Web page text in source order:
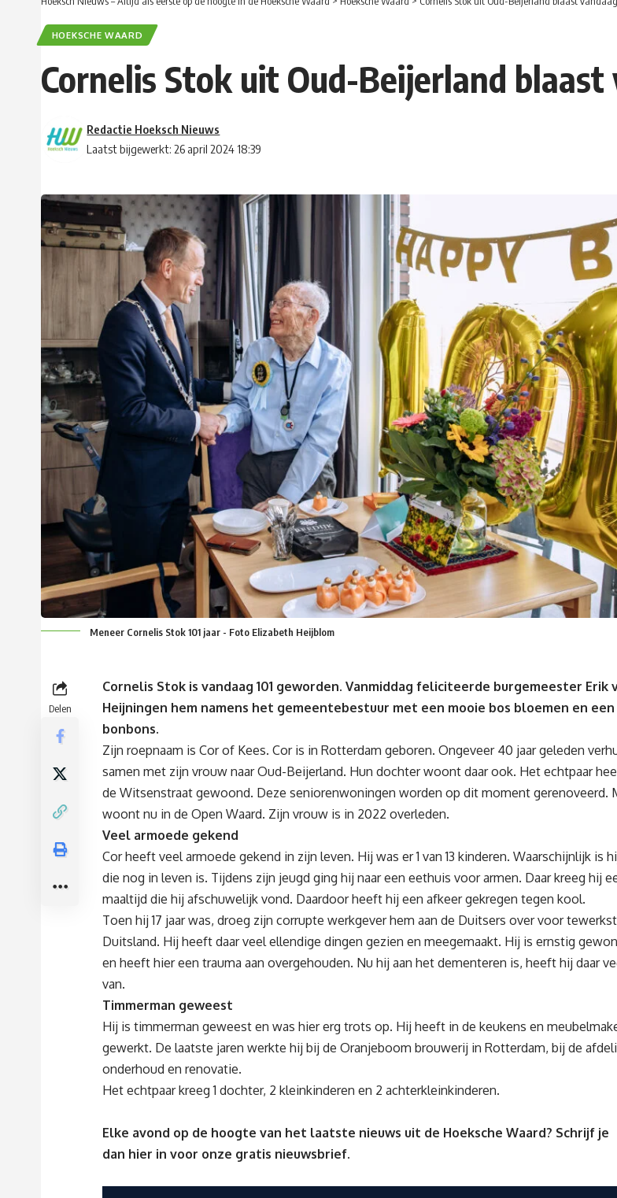
HOEKSCHE WAARD
Cornelis Stok uit Oud-Beijerland blaast
Laatst bijgewerkt: 26 april 2024 18:39
Redactie Hoeksch Nieuws
Meneer Cornelis Stok 101 jaar - Foto Elizabeth Heijblom
Delen
Cornelis Stok is vandaag 101 geworden. Vanmiddag feliciteerde burgemeester Erik
Heijningen hem namens het gemeentebestuur met een mooie bos bloemen en een
bonbons.
Zijn roepnaam is Cor of Kees. Cor is in Rotterdam geboren. Ongeveer 40 jaar geleden
samen met zijn vrouw naar Oud-Beijerland. Hun dochter woont daar ook. Het echtpaar
de Witsenstraat gewoond. Deze seniorenwoningen worden op dit moment gerenoveerd.
woont nu in de Open Waard. Zijn vrouw is in 2022 overleden.
Veel armoede gekend
Cor heeft veel armoede gekend in zijn leven. Hij was er 1 van 13 kinderen. Waarschijnlijk is
die nog in leven is. Tijdens zijn jeugd ging hij naar een eethuis voor armen. Daar kreeg hij
maaltijd die hij afschuwelijk vond. Daardoor heeft hij een afkeer gekregen tegen kool.
Toen hij 17 jaar was, droeg zijn corrupte werkgever hem aan de Duitsers over voor
Duitsland. Hij heeft daar veel ellendige dingen gezien en meegemaakt. Hij is ernstig
en heeft hier een trauma aan overgehouden. Nu hij aan het dementeren is, heeft hij daar
van.
Timmerman geweest
Hij is timmerman geweest en was hier erg trots op. Hij heeft in de keukens en
gewerkt. De laatste jaren werkte hij bij de Oranjeboom brouwerij in Rotterdam, bij de
onderhoud en renovatie.
Het echtpaar kreeg 1 dochter, 2 kleinkinderen en 2 achterkleinkinderen.
Elke avond op de hoogte van het laatste nieuws uit de Hoeksche Waard? Schrijf je
dan hier in voor onze gratis nieuwsbrief.